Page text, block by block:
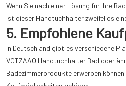
Wenn Sie nach einer Lösung für Ihre
ist dieser Handtuchhalter zweifellos
5. Empfohlene
In Deutschland gibt es verschiedene
VOTZAAQ Handtuchhalter Bad oder
Badezimmerprodukte erwerben